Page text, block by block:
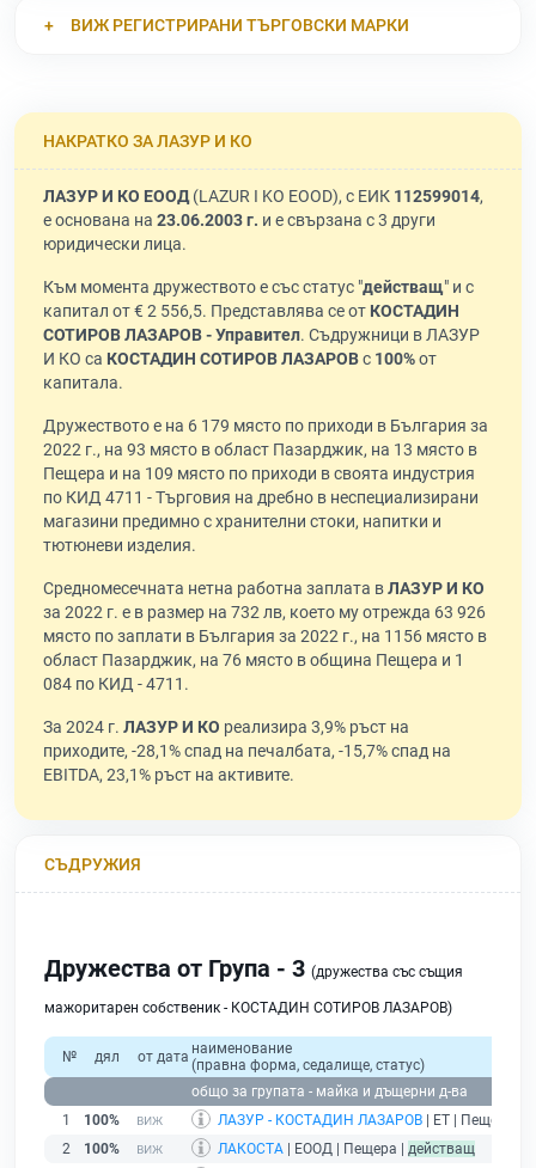
ВИЖ РЕГИСТРИРАНИ ТЪРГОВСКИ МАРКИ
НАКРАТКО ЗА ЛАЗУР И КО
ЛАЗУР И КО ЕООД(LAZUR I KO EOOD), с ЕИК 112599014,
е основана на 23.06.2003 г. и е свързана с 3 други
юридически лица.
Към момента дружеството е със статус "действащ" и с
капитал от € 2 556,5. Представлява се от КОСТАДИН
СОТИРОВ ЛАЗАРОВ - Управител. Съдружници в ЛАЗУР
И КО са КОСТАДИН СОТИРОВ ЛАЗАРОВс 100%от
капитала.
Дружеството е на 6 179 място по приходи в България за
2022 г., на 93 място в област Пазарджик, на 13 място в
Пещера и на 109 място по приходи в своята индустрия
по КИД 4711 - Търговия на дребно в неспециализирани
магазини предимно с хранителни стоки, напитки и
тютюневи изделия.
Средномесечната нетна работна заплата вЛАЗУР И КО
за 2022 г. е в размер на 732 лв, което му отрежда 63 926
място по заплати в България за 2022 г., на 1156 място в
област Пазарджик, на 76 място в община Пещера и 1
084 по КИД - 4711.
За 2024 г. ЛАЗУР И КО реализира 3,9% ръст на
приходите, -28,1% спад на печалбата, -15,7% спад на
EBITDA, 23,1% ръст на активите.
СЪДРУЖИЯ
Дружества от Група - 3 (дружества със същия
мажоритарен собственик - КОСТАДИН СОТИРОВ ЛАЗАРОВ)
№ дял от дата наименование
(правна форма, седалище, статус)
общо за групата - майка и дъщерни д-ва
1
100% ЛАЗУР - КОСТАДИН ЛАЗАРОВ | ЕТ | Пещера |
2
100% ЛАКОСТА | ЕООД | Пещера | действащ